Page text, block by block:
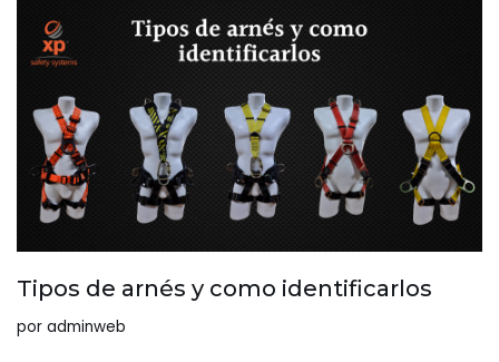
Tipos de arnés y como identificarlos
por adminweb